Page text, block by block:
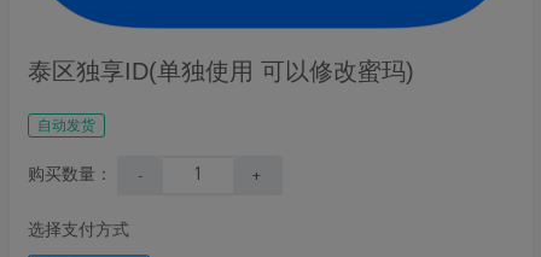
泰区独享ID(单独使用 可以修改蜜玛)
自动发货
购买数量： - +
选择支付方式